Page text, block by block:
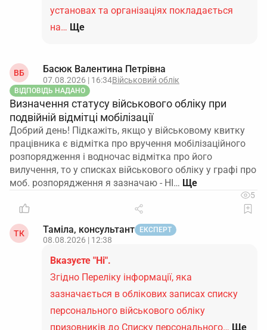
установах та організаціях покладається
на… Ще
ВБ Басюк Валентина Петрівна
07.08.2026 | 16:34Військовий облік
ВІДПОВІДЬ НАДАНО
Визначення статусу військового обліку при
подвійній відмітці мобілізації
Добрий день! Підкажіть, якщо у військовому квитку
працівника є відмітка про вручення мобілізаційного
розпорядження і водночас відмітка про його
вилучення, то у списках військового обліку у графі про
моб. розпорядження я зазначаю - НІ…
5
ТК Таміла, консультант ЕКСПЕРТ
08.08.2026 | 12:38
Вказуєте "Ні".
Згідно Переліку інформації, яка
зазначається в облікових записах списку
персонального військового обліку
призовників до Списку персонального… Ще